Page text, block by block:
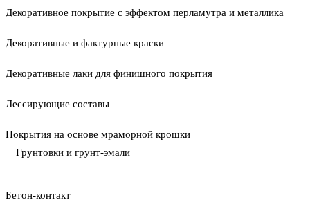
Декоративное покрытие с эффектом перламутра и металлика
Декоративные и фактурные краски
Декоративные лаки для финишного покрытия
Лессирующие составы
Покрытия на основе мраморной крошки
Грунтовки и грунт-эмали
Бетон-контакт